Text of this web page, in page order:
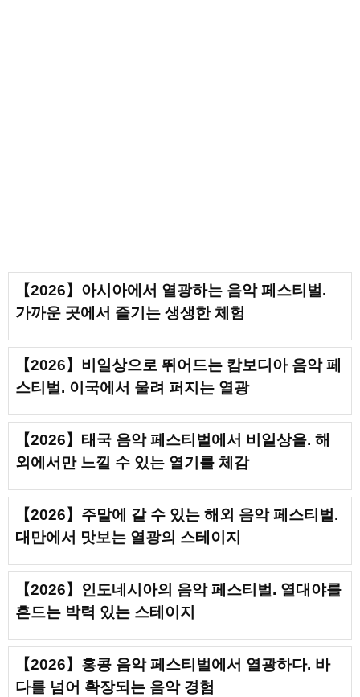
【2026】아시아에서 열광하는 음악 페스티벌.
가까운 곳에서 즐기는 생생한 체험
【2026】비일상으로 뛰어드는 캄보디아 음악 페
스티벌. 이국에서 울려 퍼지는 열광
【2026】태국 음악 페스티벌에서 비일상을. 해
외에서만 느낄 수 있는 열기를 체감
【2026】주말에 갈 수 있는 해외 음악 페스티벌.
대만에서 맛보는 열광의 스테이지
【2026】인도네시아의 음악 페스티벌. 열대야를
흔드는 박력 있는 스테이지
【2026】홍콩 음악 페스티벌에서 열광하다. 바
다를 넘어 확장되는 음악 경험